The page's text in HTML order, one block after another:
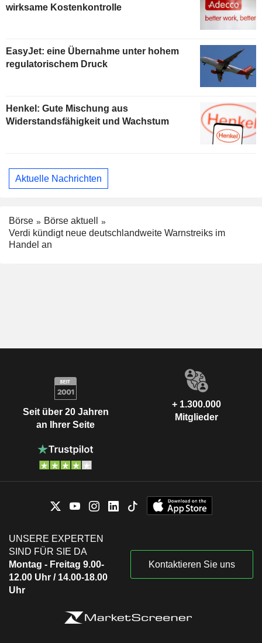
wirksame Kostenkontrolle
EasyJet: eine Übernahme unter hohem
regulatorischem Druck
Henkel: Gute Mischung aus
Widerstandsfähigkeit und Wachstum
Aktuelle Nachrichten
Börse
Börse aktuell
Verdi kündigt neue deutschlandweite Warnstreiks im
Handel an
Seit über 20 Jahren
an Ihrer Seite
+ 1.300.000
Mitglieder
UNSERE EXPERTEN
SIND FÜR SIE DA
Montag - Freitag 9.00-
12.00 Uhr / 14.00-18.00
Uhr
Kontaktieren Sie uns